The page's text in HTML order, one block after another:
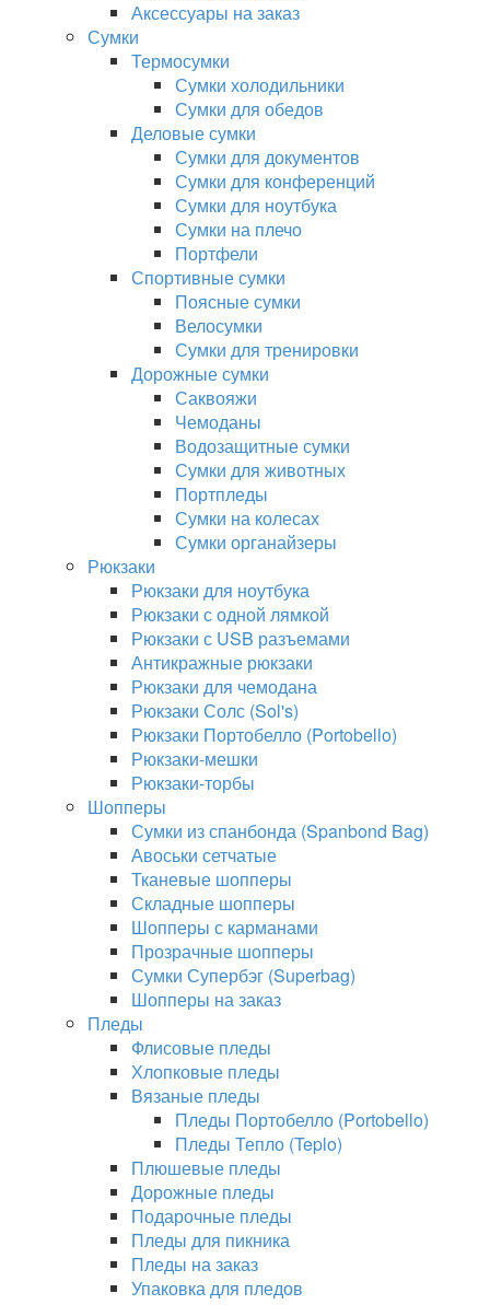
Аксессуары на заказ
Сумки
Термосумки
Сумки холодильники
Сумки для обедов
Деловые сумки
Сумки для документов
Сумки для конференций
Сумки для ноутбука
Сумки на плечо
Портфели
Спортивные сумки
Поясные сумки
Велосумки
Сумки для тренировки
Дорожные сумки
Саквояжи
Чемоданы
Водозащитные сумки
Сумки для животных
Портпледы
Сумки на колесах
Сумки органайзеры
Рюкзаки
Рюкзаки для ноутбука
Рюкзаки с одной лямкой
Рюкзаки с USB разъемами
Антикражные рюкзаки
Рюкзаки для чемодана
Рюкзаки Солс (Sol's)
Рюкзаки Портобелло (Portobello)
Рюкзаки-мешки
Рюкзаки-торбы
Шопперы
Сумки из спанбонда (Spanbond Bag)
Авоськи сетчатые
Тканевые шопперы
Складные шопперы
Шопперы с карманами
Прозрачные шопперы
Сумки Супербэг (Superbag)
Шопперы на заказ
Пледы
Флисовые пледы
Хлопковые пледы
Вязаные пледы
Пледы Портобелло (Portobello)
Пледы Тепло (Teplo)
Плюшевые пледы
Дорожные пледы
Подарочные пледы
Пледы для пикника
Пледы на заказ
Упаковка для пледов